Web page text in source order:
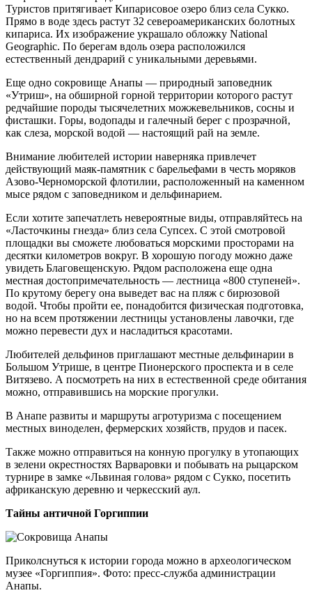
Туристов притягивает Кипарисовое озеро близ села Сукко.
Прямо в воде здесь растут 32 североамериканских болотных
кипариса. Их изображение украшало обложку National
Geographic. По берегам вдоль озера расположился
естественный дендрарий с уникальными деревьями.
Еще одно сокровище Анапы — природный заповедник
«Утриш», на обширной горной территории которого растут
редчайшие породы тысячелетних можжевельников, сосны и
фисташки. Горы, водопады и галечный берег с прозрачной,
как слеза, морской водой — настоящий рай на земле.
Внимание любителей истории наверняка привлечет
действующий маяк-памятник с барельефами в честь моряков
Азово-Черноморской флотилии, расположенный на каменном
мысе рядом с заповедником и дельфинарием.
Если хотите запечатлеть невероятные виды, отправляйтесь на
«Ласточкины гнезда» близ села Супсех. С этой смотровой
площадки вы сможете любоваться морскими просторами на
десятки километров вокруг. В хорошую погоду можно даже
увидеть Благовещенскую. Рядом расположена еще одна
местная достопримечательность — лестница «800 ступеней».
По крутому берегу она выведет вас на пляж с бирюзовой
водой. Чтобы пройти ее, понадобится физическая подготовка,
но на всем протяжении лестницы установлены лавочки, где
можно перевести дух и насладиться красотами.
Любителей дельфинов приглашают местные дельфинарии в
Большом Утрише, в центре Пионерского проспекта и в селе
Витязево. А посмотреть на них в естественной среде обитания
можно, отправившись на морские прогулки.
В Анапе развиты и маршруты агротуризма с посещением
местных виноделен, фермерских хозяйств, прудов и пасек.
Также можно отправиться на конную прогулку в утопающих
в зелени окрестностях Варваровки и побывать на рыцарском
турнире в замке «Львиная голова» рядом с Сукко, посетить
африканскую деревню и черкесский аул.
Тайны античной Горгиппии
Приколснуться к истории города можно в археологическом
музее «Горгиппия». Фото: пресс-служба администрации
Анапы.